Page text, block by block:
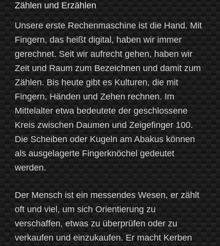
Zählen und Erzählen
Unsere erste Rechenmaschine ist die Hand. Mit
Fingern, das heißt digital, haben wir immer
gerechnet. Seit wir aufrecht gehen, haben wir
Zeit und Raum zum Bezeichnen und damit zum
Zählen. Bis heute gibt es Kulturen, die mit
Fingern, Händen und Zehen rechnen. Im
Mittelalter etwa bedeutete der geschlossene
Kreis zwischen Daumen und Zeigefinger 100.
Die Scheiben oder Kugeln am Abakus können
als ausgelagerte Fingerknöchel gedeutet
werden.
Der Mensch ist ein messendes Wesen, er zählt
oft und viel, um sich Orientierung zu
verschaffen, etwas zu überprüfen oder zu
verkaufen und einzukaufen. Er macht Kerben